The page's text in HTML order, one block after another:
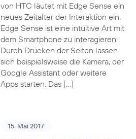
von HTC läutet mit Edge Sense ein
neues Zeitalter der Interaktion ein.
Edge Sense ist eine intuitive Art mit
dem Smartphone zu interagieren:
Durch Drücken der Seiten lassen
sich beispielsweise die Kamera, der
Google Assistant oder weitere
Apps starten. Das […]
15. Mai 2017